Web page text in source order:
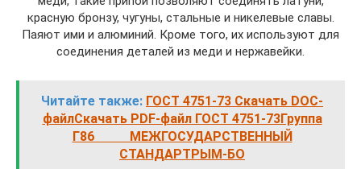
красную бронзу, чугуны, стальные и никелевые славы.
Паяют ими и алюминий. Кроме того, их используют для
соединения деталей из меди и нержавейки.
Читайте также: ГОСТ 4751-73 Скачать DOC-
файлСкачать PDF-файл ГОСТ 4751-73Группа
Г86 МЕЖГОСУДАРСТВЕННЫЙ
СТАНДАРТРЫМ-БО